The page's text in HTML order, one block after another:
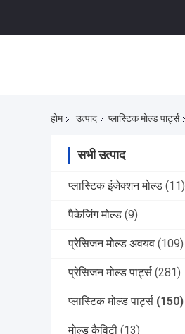
होम उत्पाद प्लास्टिक मोल्ड पार्ट्स
सभी उत्पाद
प्लास्टिक इंजेक्शन मोल्ड (11)
पैकेजिंग मोल्ड (9)
प्रेसिजन मोल्ड अवयव (109)
प्रेसिजन मोल्ड पार्ट्स (281)
प्लास्टिक मोल्ड पार्ट्स (150)
मोल्ड कैविटी (13)